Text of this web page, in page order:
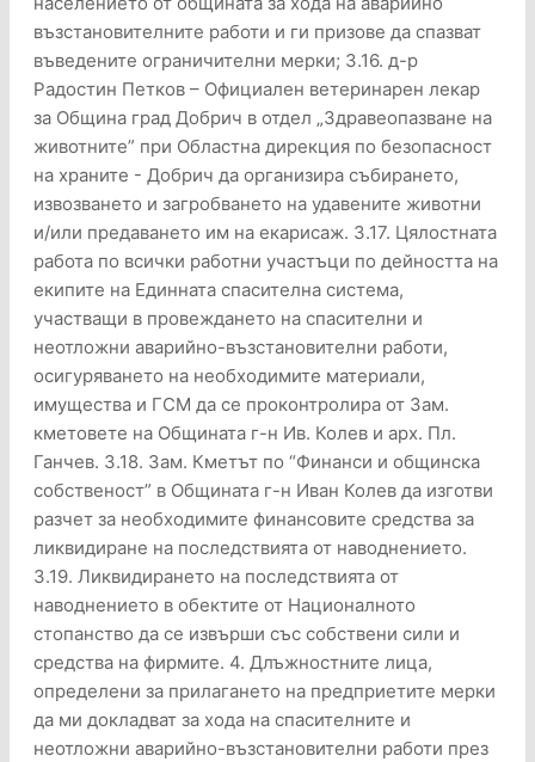
възстановителните работи и ги призове да спазват
въведените ограничителни мерки; 3.16. д-р
Радостин Петков – Официален ветеринарен лекар
за Община град Добрич в отдел „Здравеопазване на
животните” при Областна дирекция по безопасност
на храните - Добрич да организира събирането,
извозването и загробването на удавените животни
и/или предаването им на екарисаж. 3.17. Цялостната
работа по всички работни участъци по дейността на
екипите на Единната спасителна система,
участващи в провеждането на спасителни и
неотложни аварийно-възстановителни работи,
осигуряването на необходимите материали,
имущества и ГСМ да се проконтролира от Зам.
кметовете на Общината г-н Ив. Колев и арх. Пл.
Ганчев. 3.18. Зам. Кметът по “Финанси и общинска
собственост” в Общината г-н Иван Колев да изготви
разчет за необходимите финансовите средства за
ликвидиране на последствията от наводнението.
3.19. Ликвидирането на последствията от
наводнението в обектите от Националното
стопанство да се извърши със собствени сили и
средства на фирмите. 4. Длъжностните лица,
определени за прилагането на предприетите мерки
да ми докладват за хода на спасителните и
неотложни аварийно-възстановителни работи през